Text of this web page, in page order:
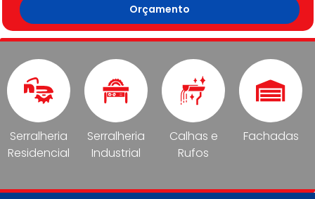
Orçamento
Serralheria
Residencial
Serralheria
Industrial
Calhas e
Rufos
Fachadas